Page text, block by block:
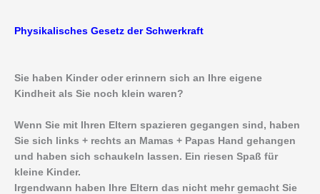
Physikalisches Gesetz der Schwerkraft
Sie haben Kinder oder erinnern sich an Ihre eigene
Kindheit als Sie noch klein waren?
Wenn Sie mit Ihren Eltern spazieren gegangen sind, haben
Sie sich links + rechts an Mamas + Papas Hand gehangen
und haben sich schaukeln lassen. Ein riesen Spaß für
kleine Kinder.
Irgendwann haben Ihre Eltern das nicht mehr gemacht Sie